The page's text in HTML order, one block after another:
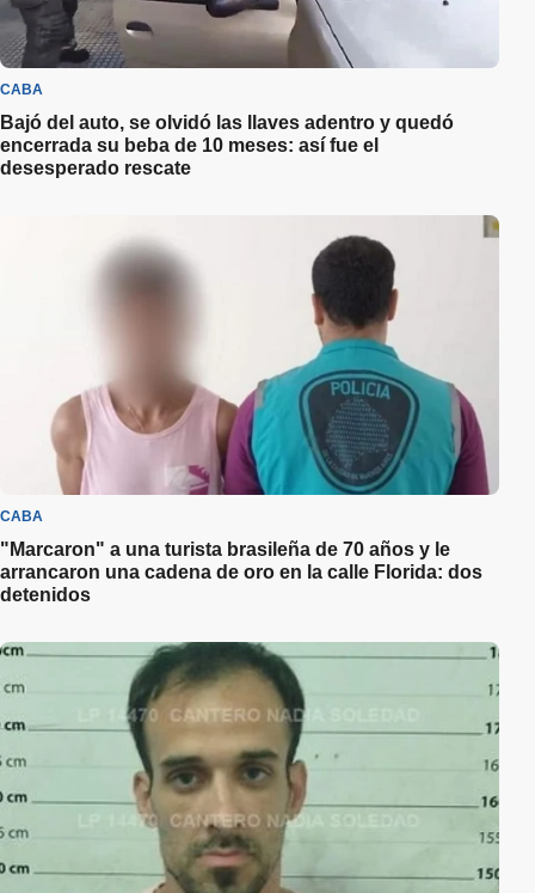
CABA
Bajó del auto, se olvidó las llaves adentro y quedó
encerrada su beba de 10 meses: así fue el
desesperado rescate
CABA
"Marcaron" a una turista brasileña de 70 años y le
arrancaron una cadena de oro en la calle Florida: dos
detenidos